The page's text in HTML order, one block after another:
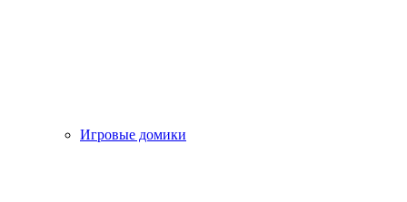
Игровые домики